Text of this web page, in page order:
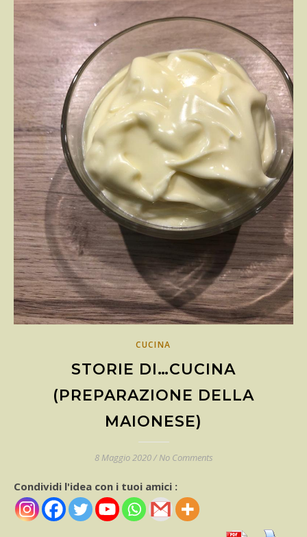
CUCINA
STORIE DI…CUCINA
(PREPARAZIONE DELLA
MAIONESE)
8 Maggio 2020/ No Comments
Condividi l'idea con i tuoi amici :